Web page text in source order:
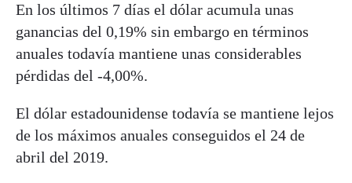
En los últimos 7 días el dólar acumula unas
ganancias del 0,19% sin embargo en términos
anuales todavía mantiene unas considerables
pérdidas del -4,00%.
El dólar estadounidense todavía se mantiene lejos
de los máximos anuales conseguidos el 24 de
abril del 2019.